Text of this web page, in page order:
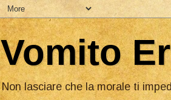
Vomito
Non lasciare che la morale ti